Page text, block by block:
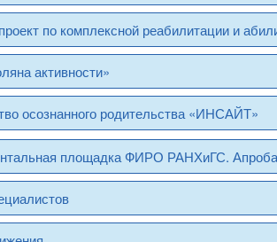
по комплексной реабилитации и
активности»
осознанного родительства «ИНСАЙТ»
площадка ФИРО РАНХиГС.